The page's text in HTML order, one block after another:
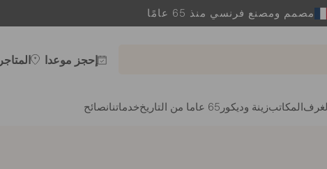
مصمم ومصنع فرنسي منذ 65 عامًا
إحجز موعدا المتاجر
الغرف المكاتبزينة وديكور 65 عاما من التاريخ خدماتنا نصائح